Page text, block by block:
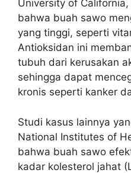
University of
bahwa buah sawo
yang tinggi, seperti
Antioksidan ini
tubuh dari kerusakan
sehingga dapat
kronis seperti kanker
Studi kasus lainnya
National Institutes of
bahwa buah sawo
kadar kolesterol jahat